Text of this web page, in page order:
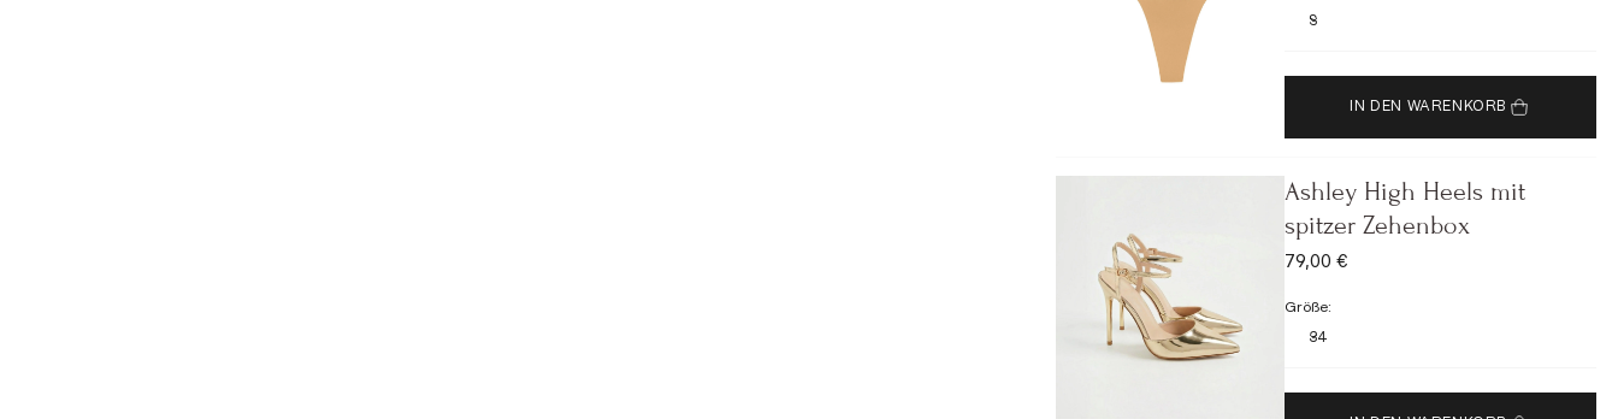
S
IN DEN WARENKORB
Ashley High Heels mit
spitzer Zehenbox
ANGEBOT
79,00 €
Größe:
34